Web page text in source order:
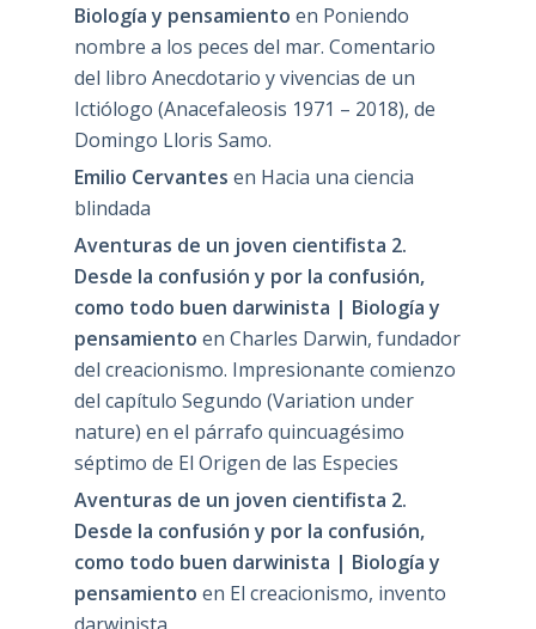
Biología y pensamiento en Poniendo
nombre a los peces del mar. Comentario
del libro Anecdotario y vivencias de un
Ictiólogo (Anacefaleosis 1971 – 2018), de
Domingo Lloris Samo.
Emilio Cervantes en Hacia una ciencia
blindada
Aventuras de un joven cientifista 2.
Desde la confusión y por la confusión,
como todo buen darwinista | Biología y
pensamiento en Charles Darwin, fundador
del creacionismo. Impresionante comienzo
del capítulo Segundo (Variation under
nature) en el párrafo quincuagésimo
séptimo de El Origen de las Especies
Aventuras de un joven cientifista 2.
Desde la confusión y por la confusión,
como todo buen darwinista | Biología y
pensamiento en El creacionismo, invento